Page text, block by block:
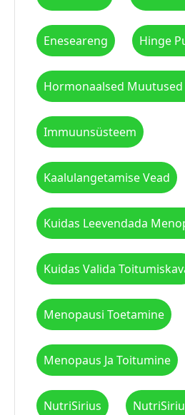
Eneseareng Hinge
Hormonaalsed Muutused
Immuunsüsteem
Kaalulangetamise Vead
Kuidas Leevendada
Kuidas Valida
Menopausi Toetamine
Menopaus Ja Toitumine
NutriSirius